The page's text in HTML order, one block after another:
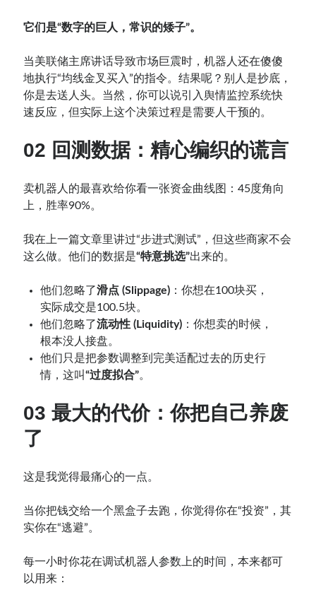
它们是“数字的巨人，常识的矮子”。
当美联储主席讲话导致市场巨震时，机器人还在傻傻
地执行“均线金叉买入”的指令。结果呢？别人是抄底，
你是去送人头。当然，你可以说引入舆情监控系统快
速反应，但实际上这个决策过程是需要人干预的。
02 回测数据：精心编织的谎言
卖机器人的最喜欢给你看一张资金曲线图：45度角向
上，胜率90%。
我在上一篇文章里讲过“步进式测试”，但这些商家不会
这么做。他们的数据是“特意挑选”出来的。
他们忽略了滑点 (Slippage) ：你想在100块买，
实际成交是100.5块。
他们忽略了流动性 (Liquidity) ：你想卖的时候，
根本没人接盘。
他们只是把参数调整到完美适配过去的历史行
情，这叫“过度拟合”。
03 最大的代价：你把自己养废
了
这是我觉得最痛心的一点。
当你把钱交给一个黑盒子去跑，你觉得你在“投资”，其
实你在“逃避”。
每一小时你花在调试机器人参数上的时间，本来都可
以用来：